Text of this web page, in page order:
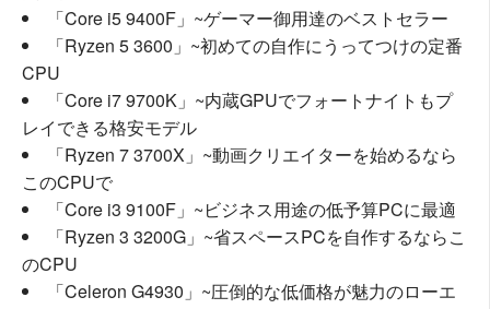
「Core i5 9400F」~ゲーマー御用達のベストセラー
「Ryzen 5 3600」~初めての自作にうってつけの定番
CPU
「Core i7 9700K」~内蔵GPUでフォートナイトもプ
レイできる格安モデル
「Ryzen 7 3700X」~動画クリエイターを始めるなら
このCPUで
「Core i3 9100F」~ビジネス用途の低予算PCに最適
「Ryzen 3 3200G」~省スペースPCを自作するならこ
のCPU
「Celeron G4930」~圧倒的な低価格が魅力のローエ